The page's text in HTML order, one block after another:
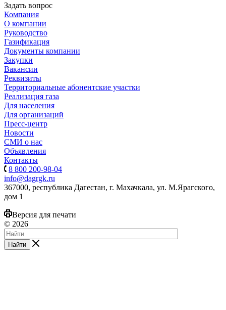
Задать вопрос
Компания
О компании
Руководство
Газификация
Документы компании
Закупки
Вакансии
Реквизиты
Территориальные абонентские участки
Реализация газа
Для населения
Для организаций
Пресс-центр
Новости
СМИ о нас
Объявления
Контакты
8 800 200-98-04
info@dagrgk.ru
367000, республика Дагестан, г. Махачкала, ул. М.Ярагского,
дом 1
Версия для печати
© 2026
Найти